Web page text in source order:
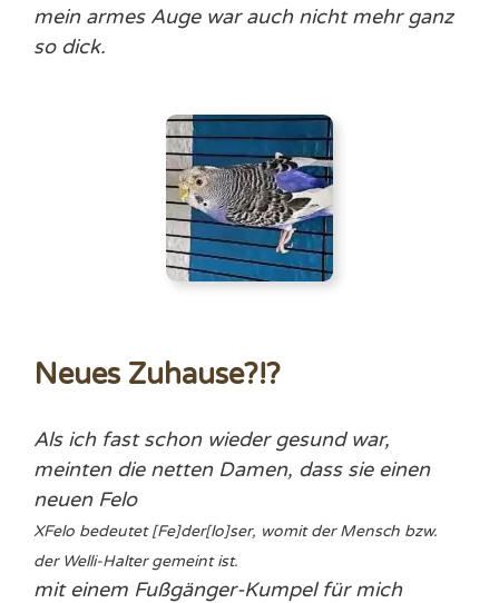
mein armes Auge war auch nicht mehr ganz
so dick.
Neues Zuhause?!?
Als ich fast schon wieder gesund war,
meinten die netten Damen, dass sie einen
neuen Felo
XFelo bedeutet [Fe]der[lo]ser, womit der Mensch bzw.
der Welli-Halter gemeint ist.
mit einem Fußgänger-Kumpel für mich